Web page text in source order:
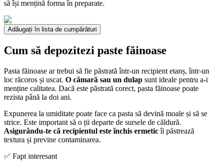
să își mențină forma în preparate.
Adăugați în lista de cumpărături
Cum să depozitezi paste făinoase
Pasta făinoase ar trebui să fie păstrată într-un recipient etanș, într-un
loc răcoros și uscat. O cămară sau un dulap sunt ideale pentru a-i
menține calitatea. Dacă este păstrată corect, pasta făinoase poate
rezista până la doi ani.
Expunerea la umiditate poate face ca pasta să devină moale și să se
strice. Este important să o ții departe de sursele de căldură.
Asigurându-te că recipientul este închis ermeticîi păstrează
textura și previne contaminarea.
✅ Fapt interesant